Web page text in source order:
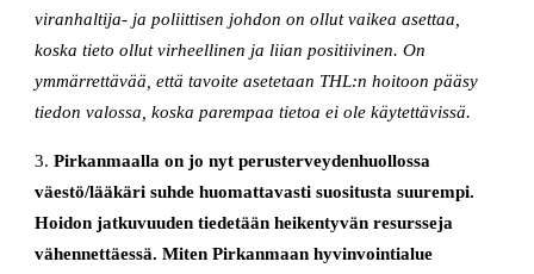
viranhaltija- ja poliittisen johdon on ollut vaikea asettaa,
koska tieto ollut virheellinen ja liian positiivinen. On
ymmärrettävää, että tavoite asetetaan THL:n hoitoon pääsy
tiedon valossa, koska parempaa tietoa ei ole käytettävissä.
3.Pirkanmaalla on jo nyt perusterveydenhuollossa
väestö/lääkäri suhde huomattavasti suositusta suurempi.
Hoidon jatkuvuuden tiedetään heikentyvän resursseja
vähennettäessä. Miten Pirkanmaan hyvinvointialue